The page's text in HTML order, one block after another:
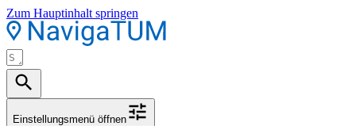
Zum Hauptinhalt springen
Einstellungsmenü öffnen